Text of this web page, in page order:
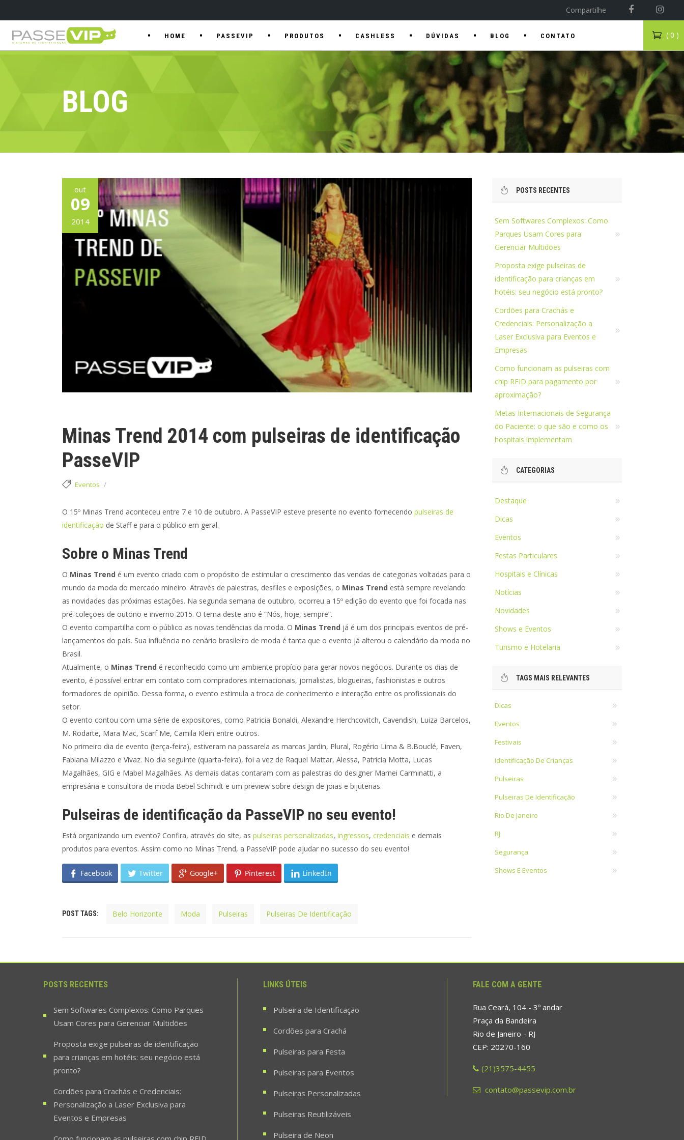
Compartilhe
HOME PASSEVIP PRODUTOS CASHLESS DÚVIDAS BLOG CONTATO ( 0 )
BLOG
out
09
2014
Minas Trend 2014 com pulseiras de identificação
PasseVIP
Eventos
O 15º Minas Trend aconteceu entre 7 e 10 de outubro. A PasseVIP esteve presente no evento fornecendo pulseiras de
identificação de Staff e para o público em geral.
Sobre o Minas Trend
O Minas Trend é um evento criado com o propósito de estimular o crescimento das vendas de categorias voltadas para o
mundo da moda do mercado mineiro. Através de palestras, desfiles e exposições, o Minas Trend está sempre revelando
as novidades das próximas estações. Na segunda semana de outubro, ocorreu a 15º edição do evento que foi focada nas
pré-coleções de outono e inverno 2015. O tema deste ano é “Nós, hoje, sempre”.
O evento compartilha com o público as novas tendências da moda. O Minas Trend já é um dos principais eventos de pré-
lançamentos do país. Sua influência no cenário brasileiro de moda é tanta que o evento já alterou o calendário da moda no
Brasil.
Atualmente, o Minas Trend é reconhecido como um ambiente propício para gerar novos negócios. Durante os dias de
evento, é possível entrar em contato com compradores internacionais, jornalistas, blogueiras, fashionistas e outros
formadores de opinião. Dessa forma, o evento estimula a troca de conhecimento e interação entre os profissionais do
setor.
O evento contou com uma série de expositores, como Patricia Bonaldi, Alexandre Herchcovitch, Cavendish, Luiza Barcelos,
M. Rodarte, Mara Mac, Scarf Me, Camila Klein entre outros.
No primeiro dia de evento (terça-feira), estiveram na passarela as marcas Jardin, Plural, Rogério Lima & B.Bouclé, Faven,
Fabiana Milazzo e Vivaz. No dia seguinte (quarta-feira), foi a vez de Raquel Mattar, Alessa, Patricia Motta, Lucas
Magalhães, GIG e Mabel Magalhães. As demais datas contaram com as palestras do designer Marnei Carminatti, a
empresária e consultora de moda Bebel Schmidt e um preview sobre design de joias e bijuterias.
Pulseiras de identificação da PasseVIP no seu evento!
Está organizando um evento? Confira, através do site, as pulseiras personalizadas, ingressos, credenciais e demais
produtos para eventos. Assim como no Minas Trend, a PasseVIP pode ajudar no sucesso do seu evento!
Facebook Twitter Google+ Pinterest LinkedIn
POST TAGS: Belo Horizonte Moda Pulseiras Pulseiras De Identificação
POSTS RECENTES
Sem Softwares Complexos: Como
Parques Usam Cores para
Gerenciar Multidões
Proposta exige pulseiras de
identificação para crianças em
hotéis: seu negócio está pronto?
Cordões para Crachás e
Credenciais: Personalização a
Laser Exclusiva para Eventos e
Empresas
Como funcionam as pulseiras com
chip RFID para pagamento por
aproximação?
Metas Internacionais de Segurança
do Paciente: o que são e como os
hospitais implementam
CATEGORIAS
Destaque
Dicas
Eventos
Festas Particulares
Hospitais e Clínicas
Notícias
Novidades
Shows e Eventos
Turismo e Hotelaria
TAGS MAIS RELEVANTES
Dicas
Eventos
Festivais
Identificação De Crianças
Pulseiras
Pulseiras De Identificação
Rio De Janeiro
RJ
Segurança
Shows E Eventos
POSTS RECENTES
Sem Softwares Complexos: Como Parques
Usam Cores para Gerenciar Multidões
Proposta exige pulseiras de identificação
para crianças em hotéis: seu negócio está
pronto?
Cordões para Crachás e Credenciais:
Personalização a Laser Exclusiva para
Eventos e Empresas
LINKS ÚTEIS
Pulseira de Identificação
Cordões para Crachá
Pulseiras para Festa
Pulseiras para Eventos
Pulseiras Personalizadas
Pulseiras Reutilizáveis
Pulseira de Neon
FALE COM A GENTE
Rua Ceará, 104 - 3º andar
Praça da Bandeira
Rio de Janeiro - RJ
CEP: 20270-160
(21)3575-4455
contato@passevip.com.br